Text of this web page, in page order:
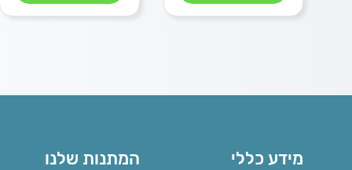
מידע כללי המתנות שלנו